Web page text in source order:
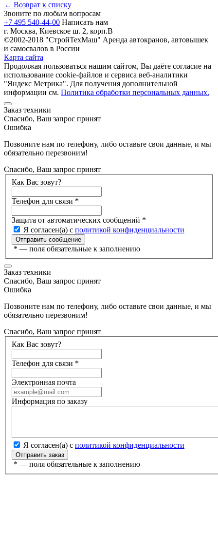
← Возврат к списку
Звоните по любым вопросам
+7 495 540-44-00 Написать нам
г. Москва, Киевское ш. 2, корп.В
©2002-2018 "СтройТехМаш" Аренда автокранов, автовышек
и самосвалов в России
Карта сайта
Продолжая пользоваться нашим сайтом, Вы даёте согласие на
использование cookie-файлов и сервиса веб-аналитики
"Яндекс Метрика". Для получения дополнительной
информации см. Политика обработки персональных данных.
Заказ техники
Спасибо, Ваш запрос принят
Ошибка
Позвоните нам по телефону, либо оставьте свои данные, и мы
обязательно перезвоним!
Спасибо, Ваш запрос принят
Как Вас зовут?
Телефон для связи *
Защита от автоматических сообщений *
Я согласен(а) с политикой конфиденциальности
* — поля обязательные к заполнению
Заказ техники
Спасибо, Ваш запрос принят
Ошибка
Позвоните нам по телефону, либо оставьте свои данные, и мы
обязательно перезвоним!
Спасибо, Ваш запрос принят
Как Вас зовут?
Телефон для связи *
Электронная почта
Информация по заказу
Я согласен(а) с политикой конфиденциальности
* — поля обязательные к заполнению